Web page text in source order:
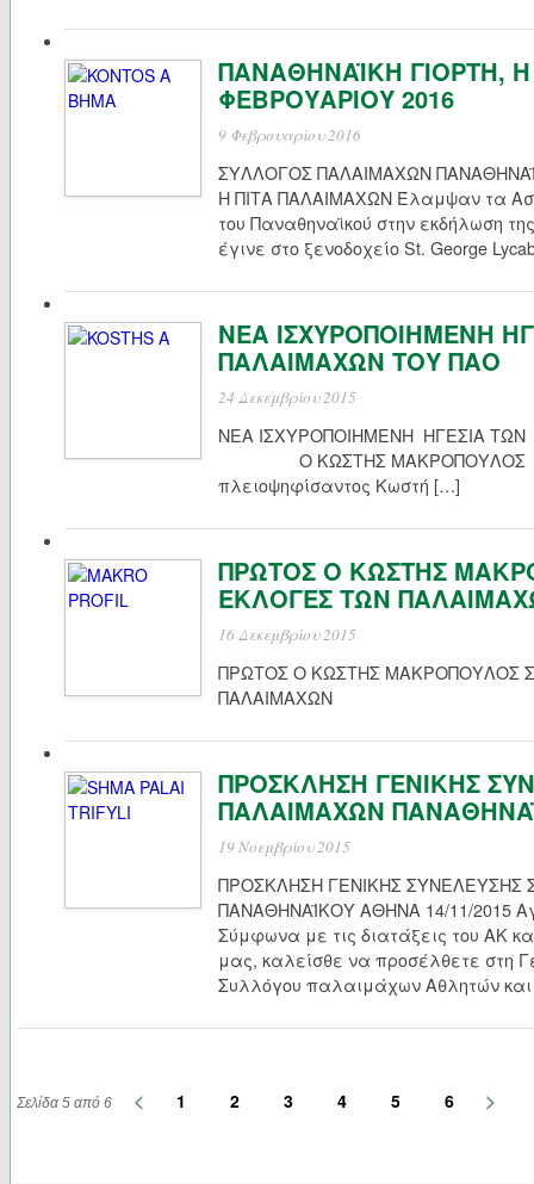
ΠΑΝΑΘΗΝΑΪΚΗ ΓΙΟΡΤΗ,
ΦΕΒΡΟΥΑΡΙΟΥ 2016
9 Φεβρουαρίου 2016
ΣΥΛΛΟΓΟΣ ΠΑΛΑΙΜΑΧΩΝ
Η ΠΙΤΑ ΠΑΛΑΙΜΑΧΩΝ Έλαμψαν τα
του Παναθηναϊκού στην εκδήλωση
έγινε στο ξενοδοχείο St. George
ΝΕΑ ΙΣΧΥΡΟΠΟΙΗΜΕΝΗ
ΠΑΛΑΙΜΑΧΩΝ ΤΟΥ ΠΑΟ
24 Δεκεμβρίου 2015
ΝΕΑ ΙΣΧΥΡΟΠΟΙΗΜΕΝΗ ΗΓΕΣΙΑ
Ο ΚΩΣΤΗΣ ΜΑΚΡΟΠΟΥΛΟΣ Υπό
πλειοψηφίσαντος Κωστή […]
ΠΡΩΤΟΣ Ο ΚΩΣΤΗΣ
ΕΚΛΟΓΕΣ ΤΩΝ
16 Δεκεμβρίου 2015
ΠΡΩΤΟΣ Ο ΚΩΣΤΗΣ ΜΑΚΡΟΠΟΥΛΟΣ
ΠΑΛΑΙΜΑΧΩΝ
ΠΡΟΣΚΛΗΣΗ ΓΕΝΙΚΗΣ
ΠΑΛΑΙΜΑΧΩΝ
19 Νοεμβρίου 2015
ΠΡΟΣΚΛΗΣΗ ΓΕΝΙΚΗΣ
ΠΑΝΑΘΗΝΑΪΚΟΥ ΑΘΗΝΑ 14/11/2015
Σύμφωνα με τις διατάξεις του ΑΚ
μας, καλείσθε να προσέλθετε στη
Συλλόγου παλαιμάχων Αθλητών
Σελίδα 5 από 6 < 1 2 3 4 5 6 >